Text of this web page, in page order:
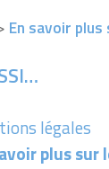
En savoir
légales
plus sur